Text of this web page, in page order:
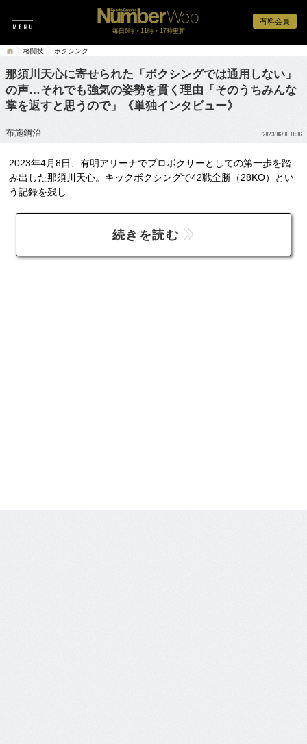
有料会員
毎日6時・11時・17時更新
格闘技 ボクシング
那須川天心に寄せられた「ボクシングでは通用しない」
の声…それでも強気の姿勢を貫く理由「そのうちみんな
掌を返すと思うので」《単独インタビュー》
布施鋼治 2023/06/08 11:06
2023年4月8日、有明アリーナでプロボクサーとしての第一歩を踏
み出した那須川天心。キックボクシングで42戦全勝（28KO）とい
う記録を残し...
続きを読む